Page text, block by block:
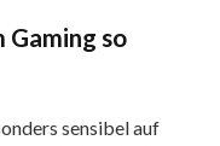
so
sensibel auf